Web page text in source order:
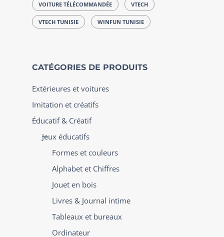
VOITURE TÉLÉCOMMANDÉE VTECH
VTECH TUNISIE WINFUN TUNISIE
CATÉGORIES DE PRODUITS
Extérieures et voitures
Imitation et créatifs
Éducatif & Créatif
Jeux éducatifs
Formes et couleurs
Alphabet et Chiffres
Jouet en bois
Livres & Journal intime
Tableaux et bureaux
Ordinateur